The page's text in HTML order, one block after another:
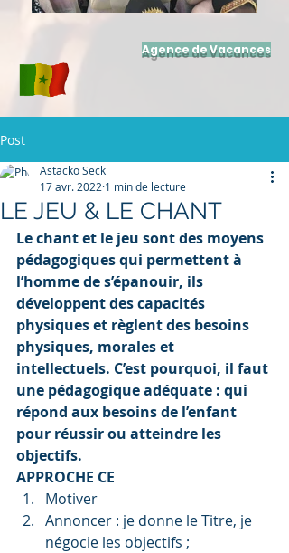
Agence de Vacances
Post
LE JEU & LE CHANT
Astacko Seck
17 avr. 2022 1 min de lecture
Le chant et le jeu sont des moyens
pédagogiques qui permettent à
l’homme de s’épanouir, ils
développent des capacités
physiques et règlent des besoins
physiques, morales et
intellectuels. C’est pourquoi, il faut
une pédagogique adéquate : qui
répond aux besoins de l’enfant
pour réussir ou atteindre les
objectifs.
APPROCHE CE
Motiver
Annoncer : je donne le Titre, je
négocie les objectifs ;